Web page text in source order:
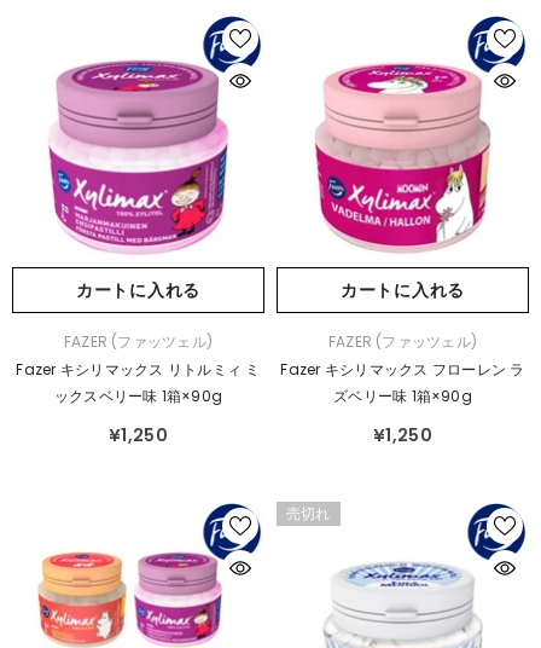
カートに入れる
売
FAZER (ファッツェル)
Fazer キシリマックス リトルミィ ミ
ックスベリー味 1箱×90g
¥1,250
カートに入れる
売
FAZER (ファッツェル)
Fazer キシリマックス フローレン ラ
ズベリー味 1箱×90g
¥1,250
売切れ